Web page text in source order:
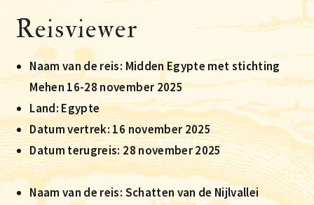
Reisviewer
Naam van de reis: Midden Egypte met stichting
Mehen 16-28 november 2025
Land: Egypte
Datum vertrek: 16 november 2025
Datum terugreis: 28 november 2025
Naam van de reis: Schatten van de Nijlvallei